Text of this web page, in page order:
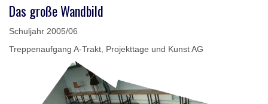
Das große Wandbild
Schuljahr 2005/06
Treppenaufgang A-Trakt, Projekttage und Kunst AG